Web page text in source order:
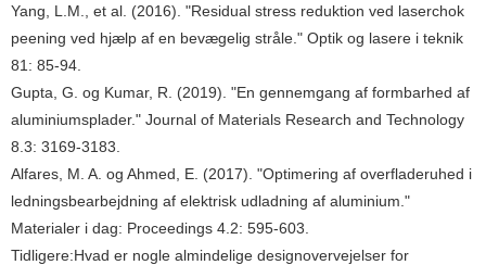
Yang, L.M., et al. (2016). "Residual stress reduktion ved laserchok
peening ved hjælp af en bevægelig stråle." Optik og lasere i teknik
81: 85-94.
Gupta, G. og Kumar, R. (2019). "En gennemgang af formbarhed af
aluminiumsplader." Journal of Materials Research and Technology
8.3: 3169-3183.
Alfares, M. A. og Ahmed, E. (2017). "Optimering af overfladeruhed i
ledningsbearbejdning af elektrisk udladning af aluminium."
Materialer i dag: Proceedings 4.2: 595-603.
Tidligere:Hvad er nogle almindelige designovervejelser for